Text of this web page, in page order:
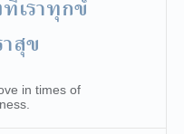
สุข
in times of